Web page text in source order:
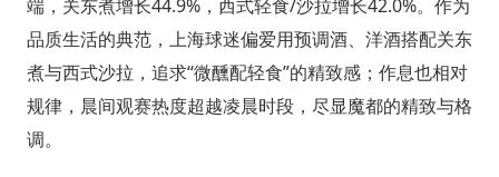
端，关东煮增长44.9%，西式轻食/沙拉增长42.0%。作为
品质生活的典范，上海球迷偏爱用预调酒、洋酒搭配关东
煮与西式沙拉，追求“微醺配轻食”的精致感；作息也相对
规律，晨间观赛热度超越凌晨时段，尽显魔都的精致与格
调。